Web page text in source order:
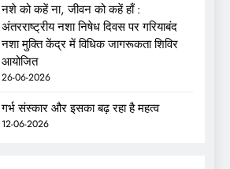
नशे को कहें ना, जीवन को कहें हाँ :
अंतरराष्ट्रीय नशा निषेध दिवस पर गरियाबंद
नशा मुक्ति केंद्र में विधिक जागरूकता शिविर
आयोजित
26-06-2026
गर्भ संस्कार और इसका बढ़ रहा है महत्व
12-06-2026